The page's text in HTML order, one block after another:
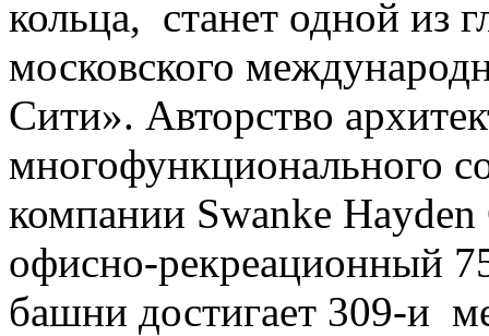
кольца, станет одной из
московского
Сити». Авторство
многофункционального
компании Swanke
офисно-рекреационный
башни достигает 309-и